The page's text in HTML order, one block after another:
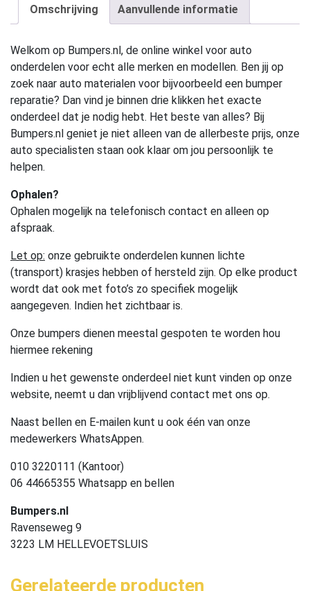
Omschrijving Aanvullende informatie
Welkom op Bumpers.nl, de online winkel voor auto
onderdelen voor echt alle merken en modellen. Ben jij op
zoek naar auto materialen voor bijvoorbeeld een bumper
reparatie? Dan vind je binnen drie klikken het exacte
onderdeel dat je nodig hebt. Het beste van alles? Bij
Bumpers.nl geniet je niet alleen van de allerbeste prijs, onze
auto specialisten staan ook klaar om jou persoonlijk te
helpen.
Ophalen?
Ophalen mogelijk na telefonisch contact en alleen op
afspraak.
Let op: onze gebruikte onderdelen kunnen lichte
(transport) krasjes hebben of hersteld zijn. Op elke product
wordt dat ook met foto’s zo specifiek mogelijk
aangegeven. Indien het zichtbaar is.
Onze bumpers dienen meestal gespoten te worden hou
hiermee rekening
Indien u het gewenste onderdeel niet kunt vinden op onze
website, neemt u dan vrijblijvend contact met ons op.
Naast bellen en E-mailen kunt u ook één van onze
medewerkers WhatsAppen.
010 3220111 (Kantoor)
06 44665355 Whatsapp en bellen
Bumpers.nl
Ravenseweg 9
3223 LM HELLEVOETSLUIS
Gerelateerde producten